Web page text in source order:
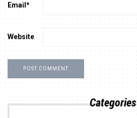
Email*
Website
Categories